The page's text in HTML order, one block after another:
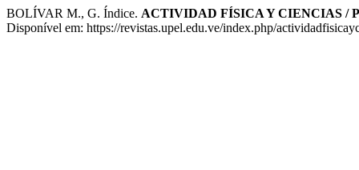
BOLÍVAR M., G. Índice. ACTIVIDAD FÍSICA Y CIENCIAS /
Disponível em: https://revistas.upel.edu.ve/index.php/